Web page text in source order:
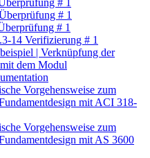
# 1
# 1
# 1
14 Verifizierung # 1
| Verknüpfung der
dem Modul
Vorgehensweise zum
mit ACI 318-
Vorgehensweise zum
mit AS 3600